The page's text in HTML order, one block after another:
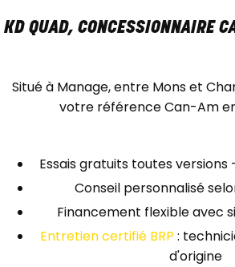
KD QUAD, CONCESSIONNAIRE
Situé à Manage, entre Mons et
votre référence Can-Am
Essais gratuits toutes versions
Conseil personnalisé
Financement flexible avec
Entretien certifié BRP :
d'origine